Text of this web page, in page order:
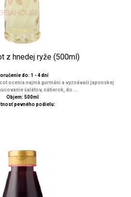
z hnedej ryže (500ml)
do: 1 - 4 dní
ocenia najmä gurmáni a vyznávači japonskej
šalátov, nátierok, do ...
Objem: 500ml
pevného podielu: